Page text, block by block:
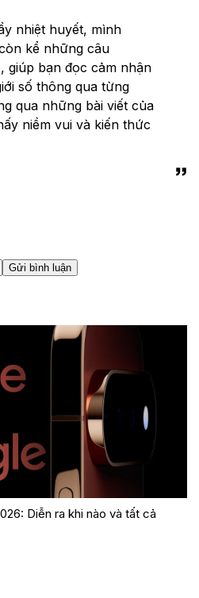
nhiệt huyết, mình
kể những câu
giúp bạn đọc cảm nhận
số thông qua từng
qua những bài viết của
niềm vui và kiến thức
Gửi bình luận
Diễn ra khi nào và tất cả